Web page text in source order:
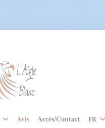
Avis Accès/Contact FR